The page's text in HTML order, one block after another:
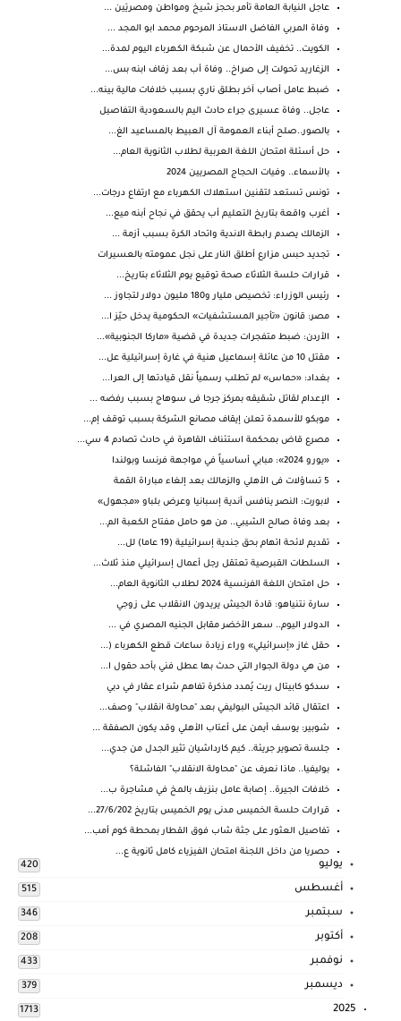
عاجل النيابة العامة تأمر بحجز شيخ ومواطن ومصريَين ...
وفاة المربي الفاضل الاستاذ المرحوم محمد ابو المجد ...
الكويت.. تخفيف الأحمال عن شبكة الكهرباء اليوم لمدة...
الزغاريد تحولت إلى صراخ.. وفاة أب بعد زفاف ابنه بس...
ضبط عامل أصاب آخر بطلق ناري بسبب خلافات مالية بينه...
عاجل.. وفاة عسيرى جراء حادث اليم بالسعودية التفاصيل
بالصور..صلح أبناء العمومة آل العبيط بالمساعيد الغ...
حل أسئلة امتحان اللغة العربية لطلاب الثانوية العام...
بالأسماء.. وفيات الحجاج المصريين 2024
تونس تستعد لتقنين استهلاك الكهرباء مع ارتفاع درجات...
أغرب واقعة بتاريخ التعليم أب يحقق في نجاح أبنه ميع...
الزمالك يصدم رابطة الاندية واتحاد الكرة بسبب أزمة ...
تجديد حبس مزارع أطلق النار على نجل عمومته بالعسيرات
قرارات حلسة الثلاثاء صحة توقيع يوم الثلاثاء بتاريخ...
رئيس الوزراء: تخصيص مليار و180 مليون دولار لتجاوز ...
مصر: قانون «تأجير المستشفيات» الحكومية يدخل حيّز ا...
الأردن: ضبط متفجرات جديدة في قضية «ماركا الجنوبية»...
مقتل 10 من عائلة إسماعيل هنية في غارة إسرائيلية عل...
بغداد: «حماس» لم تطلب رسمياً نقل قيادتها إلى العرا...
الإعدام لقاتل شقيقه بمركز جرجا فى سوهاج بسبب رفضه ...
موبكو للأسمدة تعلن إيقاف مصانع الشركة بسبب توقف إم...
مصرع قاض بمحكمة استئناف القاهرة في حادث تصادم 4 سي...
«يورو 2024»: مبابي أساسياً في مواجهة فرنسا وبولندا
5 تساؤلات فى الأهلي والزمالك بعد إلغاء مباراة القمة
لابورت: النصر ينافس أندية إسبانيا وعرض بلباو «مجهول»
بعد وفاة صالح الشيبي.. من هو حامل مفتاح الكعبة الم...
تقديم لائحة اتهام بحق جندية إسرائيلية (19 عاما) لل...
السلطات القبرصية تعتقل رجل أعمال إسرائيلي منذ ثلاث...
حل امتحان اللغة الفرنسية 2024 لطلاب الثانوية العام...
سارة نتنياهو: قادة الجيش يريدون الانقلاب على زوجي
الدولار اليوم.. سعر الأخضر مقابل الجنيه المصري في ...
حقل غاز «إسرائيلي» وراء زيادة ساعات قطع الكهرباء (...
من هي دولة الجوار التي حدث بها عطل فني بأحد حقول ا...
سدكو كابيتال ريت يُمدد مذكرة تفاهم شراء عقار في دبي
اعتقال قائد الجيش البوليفي بعد "محاولة انقلاب" وصف...
شوبير: يوسف أيمن على أعتاب الأهلي وقد يكون الصفقة ...
جلسة تصوير جريئة.. كيم كارداشيان تثير الجدل من جدي...
بوليفيا.. ماذا نعرف عن "محاولة الانقلاب" الفاشلة؟
خلافات الجيرة.. إصابة عامل بنزيف بالمخ في مشاجرة ب...
قرارات حلسة الخميس مدنى يوم الخميس بتاريخ 27/6/202...
تفاصيل العثور على جثة شاب فوق القطار بمحطة كوم أمب...
حصريا من داخل اللجنة امتحان الفيزياء كامل ثانوية ع...
يوليو 420
أغسطس 515
سبتمبر 346
أكتوبر 208
نوفمبر 433
ديسمبر 379
2025
1713